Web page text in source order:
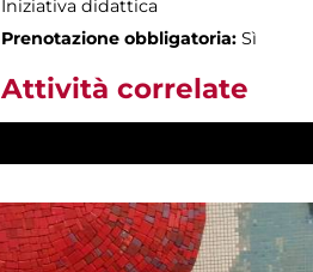
Iniziativa didattica
Prenotazione obbligatoria: Sì
Attività correlate